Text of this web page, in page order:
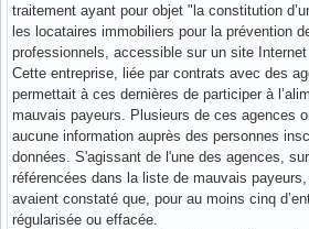
traitement ayant pour objet "la constitution
les locataires immobiliers pour la prévention
professionnels, accessible sur un site
Cette entreprise, liée par contrats avec des
permettait à ces dernières de participer à
mauvais payeurs. Plusieurs de ces agences
aucune information auprès des personnes
données. S'agissant de l'une des agences,
référencées dans la liste de mauvais payeurs,
avaient constaté que, pour au moins cinq
régularisée ou effacée.